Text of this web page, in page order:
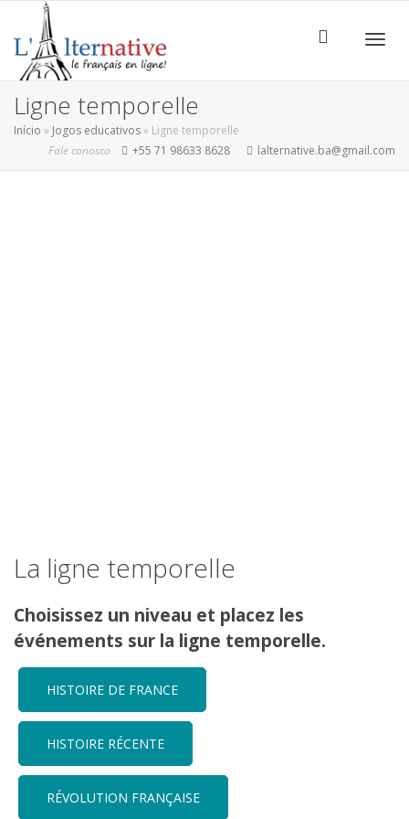
Ligne temporelle
Início » Jogos educativos» Ligne temporelle
Fale conosco
+55 71 98633 8628 lalternative.ba@gmail.com
La ligne temporelle
Choisissez un niveau et placez les
événements sur la ligne temporelle.
HISTOIRE DE FRANCE
HISTOIRE RÉCENTE
RÉVOLUTION FRANÇAISE